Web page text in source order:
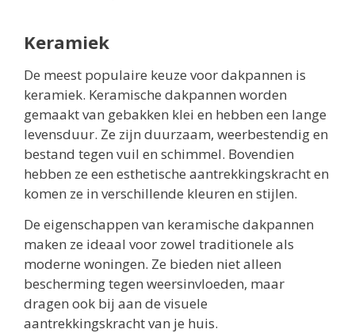
Keramiek
De meest populaire keuze voor dakpannen is
keramiek. Keramische dakpannen worden
gemaakt van gebakken klei en hebben een lange
levensduur. Ze zijn duurzaam, weerbestendig en
bestand tegen vuil en schimmel. Bovendien
hebben ze een esthetische aantrekkingskracht en
komen ze in verschillende kleuren en stijlen.
De eigenschappen van keramische dakpannen
maken ze ideaal voor zowel traditionele als
moderne woningen. Ze bieden niet alleen
bescherming tegen weersinvloeden, maar
dragen ook bij aan de visuele
aantrekkingskracht van je huis.